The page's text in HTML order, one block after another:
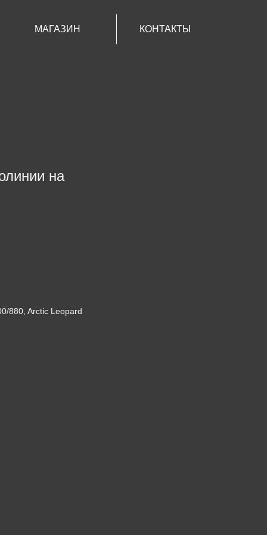
МАГАЗИН КОНТАКТЫ
на
880, Arctic Leopard